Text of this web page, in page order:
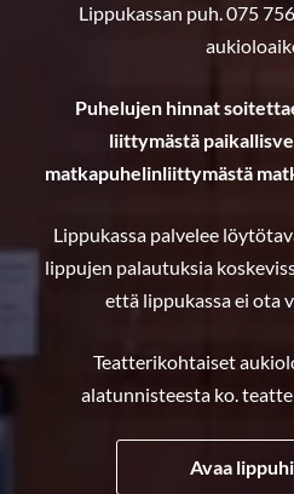
Lippukassan puh. 075
Puhelujen hinnat
liittymästä
matkapuhelinliittymästä
Lippukassa palvelee
lippujen palautuksia
että lippukassa ei ota
Teatterikohtaiset
alatunnisteesta ko.
Avaa